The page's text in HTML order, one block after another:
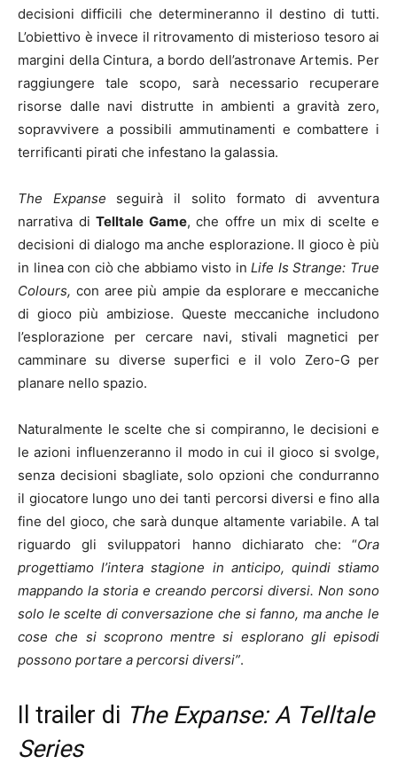
decisioni difficili che determineranno il destino di tutti.
L’obiettivo è invece il ritrovamento di misterioso tesoro ai
margini della Cintura, a bordo dell’astronave Artemis. Per
raggiungere tale scopo, sarà necessario recuperare
risorse dalle navi distrutte in ambienti a gravità zero,
sopravvivere a possibili ammutinamenti e combattere i
terrificanti pirati che infestano la galassia.
The Expanse seguirà il solito formato di avventura
narrativa di Telltale Game, che offre un mix di scelte e
decisioni di dialogo ma anche esplorazione. Il gioco è più
in linea con ciò che abbiamo visto inLife Is Strange: True
Colours, con aree più ampie da esplorare e meccaniche
di gioco più ambiziose. Queste meccaniche includono
l’esplorazione per cercare navi, stivali magnetici per
camminare su diverse superfici e il volo Zero-G per
planare nello spazio.
Naturalmente le scelte che si compiranno, le decisioni e
le azioni influenzeranno il modo in cui il gioco si svolge,
senza decisioni sbagliate, solo opzioni che condurranno
il giocatore lungo uno dei tanti percorsi diversi e fino alla
fine del gioco, che sarà dunque altamente variabile. A tal
riguardo gli sviluppatori hanno dichiarato che: “Ora
progettiamo l’intera stagione in anticipo, quindi stiamo
mappando la storia e creando percorsi diversi. Non sono
solo le scelte di conversazione che si fanno, ma anche le
cose che si scoprono mentre si esplorano gli episodi
possono portare a percorsi diversi”.
Il trailer di The Expanse: A Telltale
Series